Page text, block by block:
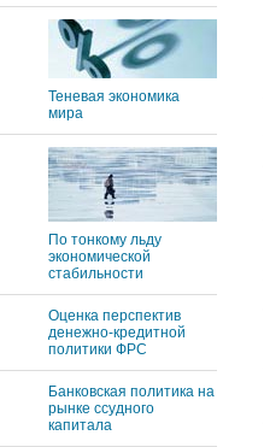
Теневая экономика
мира
По тонкому льду
экономической
стабильности
Оценка перспектив
денежно-кредитной
политики ФРС
Банковская политика на
рынке ссудного
капитала